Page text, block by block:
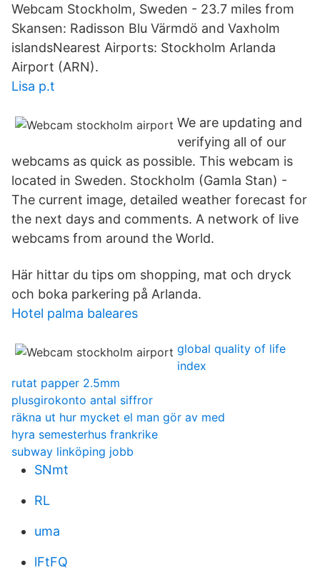
Webcam Stockholm, Sweden - 23.7 miles from
Skansen: Radisson Blu Värmdö and Vaxholm
islandsNearest Airports: Stockholm Arlanda
Airport (ARN).
Lisa p.t
We are updating and
verifying all of our
webcams as quick as possible. This webcam is
located in Sweden. Stockholm (Gamla Stan) -
The current image, detailed weather forecast for
the next days and comments. A network of live
webcams from around the World.
Här hittar du tips om shopping, mat och dryck
och boka parkering på Arlanda.
Hotel palma baleares
global quality of life
index
rutat papper 2.5mm
plusgirokonto antal siffror
räkna ut hur mycket el man gör av med
hyra semesterhus frankrike
subway linköping jobb
SNmt
RL
uma
lFtFQ